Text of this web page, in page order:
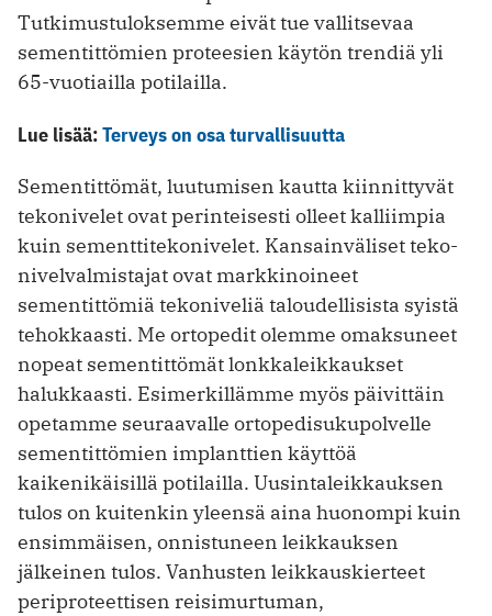
Tutkimustuloksemme eivät tue vallitsevaa
sementittömien proteesien käytön trendiä yli
65-vuotiailla potilailla.
Lue lisää:Terveys on osa turvallisuutta
Sementittömät, luutumisen kautta kiinnittyvät
tekonivelet ovat perinteisesti olleet kalliimpia
kuin sementtitekonivelet. Kansainväliset teko­
nivelvalmistajat ovat markkinoineet
sementittömiä tekoniveliä taloudellisista syistä
tehokkaasti. Me ortopedit olemme omaksuneet
nopeat sementittömät lonkkaleikkaukset
halukkaasti. Esimerkillämme myös päivittäin
opetamme seuraavalle ortopedisukupolvelle
sementittömien implanttien käyttöä
kaikenikäisillä potilailla. Uusintaleikkauksen
tulos on kuitenkin yleensä aina huonompi kuin
ensimmäisen, onnistuneen leikkauksen
jälkeinen tulos. Vanhusten leikkauskierteet
periproteettisen reisimurtuman,